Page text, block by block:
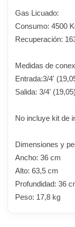
Gas Licuado:
Consumo: 4500
Recuperación:
Medidas de
Entrada:3/4'
Salida: 3/4' (19,05)
No incluye kit de
Dimensiones y
Ancho: 36 cm
Alto: 63,5 cm
Profundidad: 36
Peso: 17,8 kg